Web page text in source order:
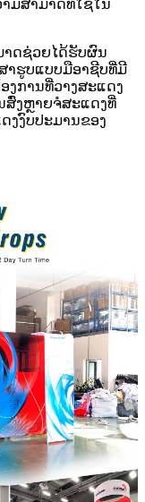
ມສາມາດທີ່ໃຊ້ໃນ
ດຊ່ວຍໄດ້ຮັບຜົນ
າຮູບແບບມືອາຊີບທີ່ມີ
ງການທີ່ວາງສະແດງ
ສົ່ງຫຼາຍຈໍສະແດງທີ່
ງງົບປະມານຂອງ